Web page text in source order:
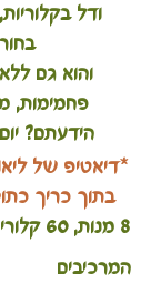
ודל
והוא גם
פחמימות,
הידעתם? יום
*דיאטיפ של
בתוך כריך
8 מנות, 60 קלוריות למנה
המרכיבים